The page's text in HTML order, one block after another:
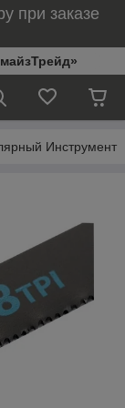
при заказе
Инструмент